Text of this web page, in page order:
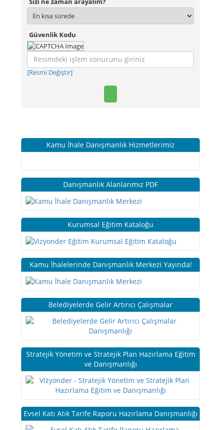
Güvenlik Kodu
[Resmi Değiştir]
Kamu İhale Danışmanlık Hizmetlerimiz
Danışmanlık Alanlarımız PDF
Kurumsal Eğitim Kataloğu
Kamu İhalelerinde Danışmanlık Merkezi Yayında!
Belediyelerde Gelir Artırıcı Çalışmalar
Stratejik Yönetim ve Stratejik Plan Hazırlama Eğitim
ve Danışmanlığı
Evsel Katı Atık Tarife Raporu Hazırlama Danışmanlığı